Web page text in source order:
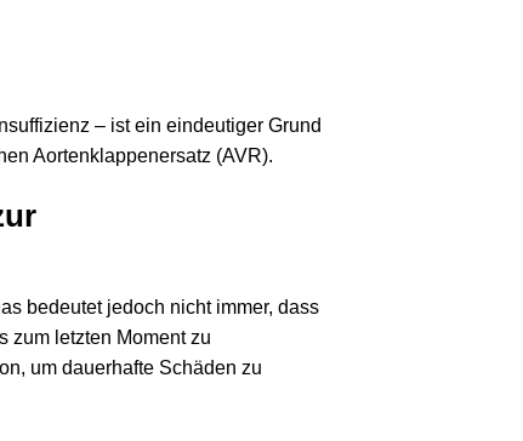
– ist ein eindeutiger Grund
Aortenklappenersatz (AVR).
bedeutet jedoch nicht immer, dass
zum letzten Moment zu
um dauerhafte Schäden zu